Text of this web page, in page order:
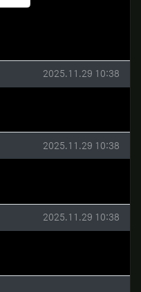
비추천
작성일
2025.11.29 10:38
작성일
2025.11.29 10:38
작성일
2025.11.29 10:38